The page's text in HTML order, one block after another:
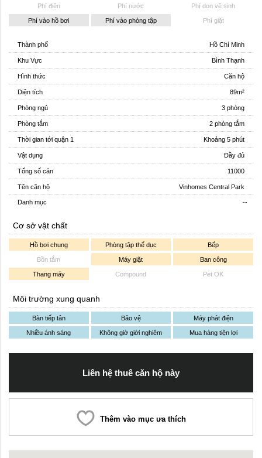
Phí điện Phí nước Phí dọn vệ sinh
Phí vào hồ bơi Phí vào phòng tập Phí giặt
Thành phố Hồ Chí Minh
Khu Vực Bình Thạnh
Hình thức Căn hộ
Diện tích 89m²
Phòng ngủ 3 phòng
Phòng tắm 2 phòng tắm
Thời gian tới quận 1 Khoảng 5 phút
Vật dụng Đầy đủ
Tổng số căn 11000
Tên căn hộ Vinhomes Central Park
Danh mục --
Cơ sở vật chất
Hồ bơi chung Phòng tập thể dục Bếp
Bồn tắm Máy giặt Ban công
Thang máy Compound Pet OK
Môi trường xung quanh
Bàn tiếp tân Bảo vệ Máy phát điện
Nhiều ánh sáng Không giờ giới nghiêm Mua hàng tiện lợi
Liên hệ thuê căn hộ này
Thêm vào mục ưa thích